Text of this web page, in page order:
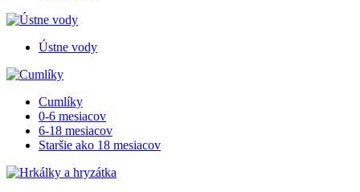
Ústne vody
Cumlíky
0-6 mesiacov
6-18 mesiacov
Staršie ako 18 mesiacov